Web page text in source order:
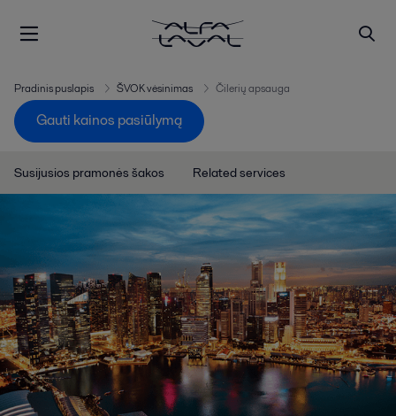
Pradinis puslapis ŠVOK vėsinimas Čilerių apsauga
Gauti kainos pasiūlymą
Susijusios pramonės šakos Related services